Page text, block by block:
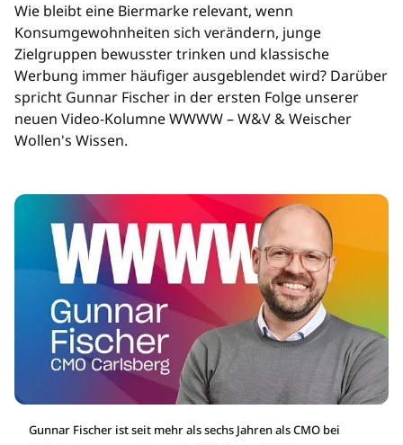
Wie bleibt eine Biermarke relevant, wenn
Konsumgewohnheiten sich verändern, junge
Zielgruppen bewusster trinken und klassische
Werbung immer häufiger ausgeblendet wird? Darüber
spricht Gunnar Fischer in der ersten Folge unserer
neuen Video-Kolumne WWWW – W&V & Weischer
Wollen's Wissen.
Gunnar Fischer ist seit mehr als sechs Jahren als CMO bei